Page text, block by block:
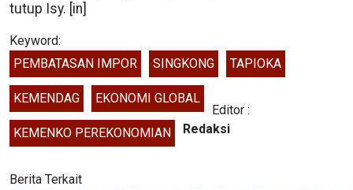
tutup Isy. [in]
Keyword:
PEMBATASAN IMPOR
SINGKONG TAPIOKA
KEMENDAG EKONOMI GLOBAL
KEMENKO PEREKONOMIAN
Editor :
Redaksi
Berita Terkait